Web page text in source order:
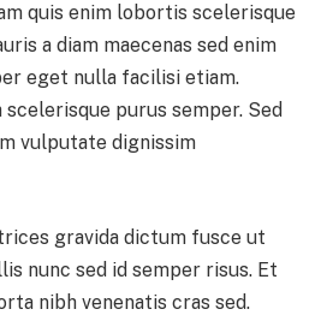
quis enim lobortis scelerisque
a diam maecenas sed enim
eget nulla facilisi etiam.
purus semper. Sed
vulputate dignissim
gravida dictum fusce ut
nunc sed id semper risus. Et
nibh venenatis cras sed.